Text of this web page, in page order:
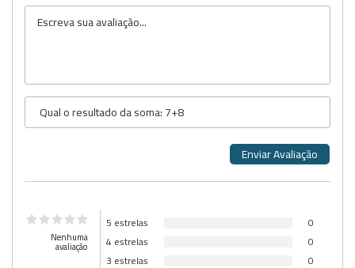
Nenhuma
avaliação
5 estrelas
0
4 estrelas
0
3 estrelas
0